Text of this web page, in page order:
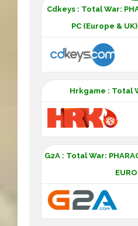
Cdkeys : Total War:
PC (Europe & UK)
Hrkgame : Total
G2A : Total War: